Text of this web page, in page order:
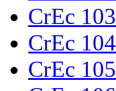
CrEc 103
CrEc 104
CrEc 105